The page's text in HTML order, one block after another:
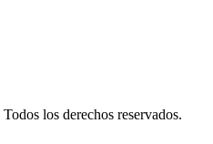
los derechos reservados.